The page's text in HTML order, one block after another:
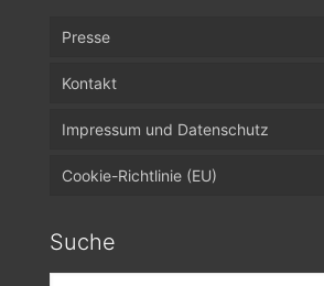
Presse
Kontakt
Impressum und Datenschutz
Cookie-Richtlinie (EU)
Suche